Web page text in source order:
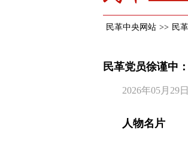
民革中央网站 >> 民
民革党员徐谨中
2026年05月29日
人物名片